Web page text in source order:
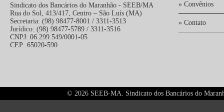
Sindicato dos Bancários do Maranhão - SEEB/MA
Rua do Sol, 413/417, Centro – São Luís (MA)
Secretaria: (98) 98477-8001 / 3311-3513
Jurídico: (98) 98477-5789 / 3311-3516
CNPJ: 06.299.549/0001-05
CEP: 65020-590
» Convênios
» Contato
© 2026 SEEB-MA. Sindicato dos Bancários do